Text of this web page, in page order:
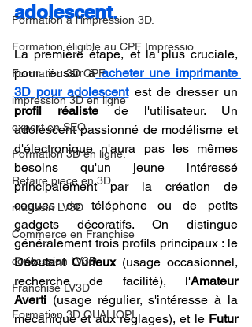
Formation à l'impression 3D.
Formation éligible au CPF Impressio
Formation 3D CPF
impression 3D en ligne
expert en SEO
Formation 3D en ligne.
Refaire piece en 3D
magasin LV3D
Commerce en Franchise
concession LV3D
Franchise LV3D
Formation 3D QUALIOPI
adolescent.
La première étape, et la plus cruciale,
pour réussir à acheter une imprimante
3D pour adolescent
profil réaliste de l'utilisateur. Un
adolescent passionné de modélisme et
d'électronique n'aura pas les mêmes
besoins qu'un jeune intéressé
principalement par la création de
coques de téléphone ou de petits
gadgets décoratifs. On distingue
Débutant Curieux (usage occasionnel,
recherche de facilité), l'Amateur
Averti (usage régulier, s'intéresse à la
mécanique et aux réglages), et le Futur